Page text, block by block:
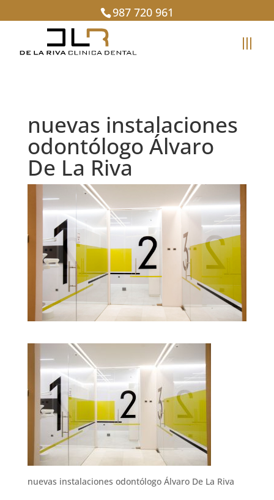
987 720 961
nuevas instalaciones
odontólogo Álvaro
De La Riva
nuevas instalaciones odontólogo Álvaro De La Riva